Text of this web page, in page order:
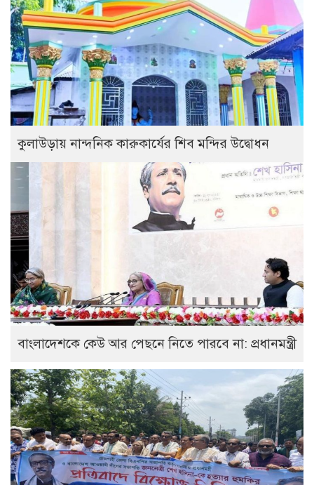
কুলাউড়ায় নান্দনিক কারুকার্যের শিব মন্দির উদ্বোধন
বাংলাদেশকে কেউ আর পেছনে নিতে পারবে না: প্রধানমন্ত্রী